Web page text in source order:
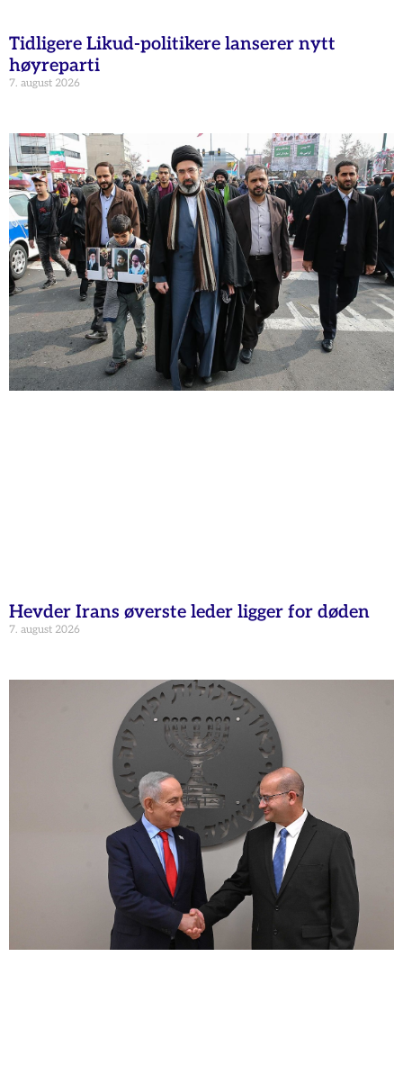
Tidligere Likud-politikere lanserer nytt
høyreparti
7. august 2026
Hevder Irans øverste leder ligger for døden
7. august 2026